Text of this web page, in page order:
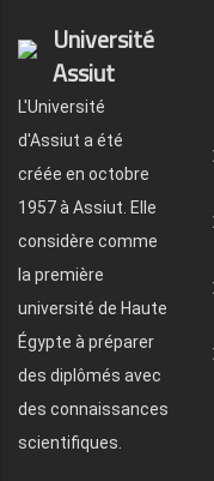
Université
Assiut
L'Université
d'Assiut a été
créée en octobre
1957 à Assiut. Elle
considère comme
la première
université de Haute
Égypte à préparer
des diplômés avec
des connaissances
scientifiques.